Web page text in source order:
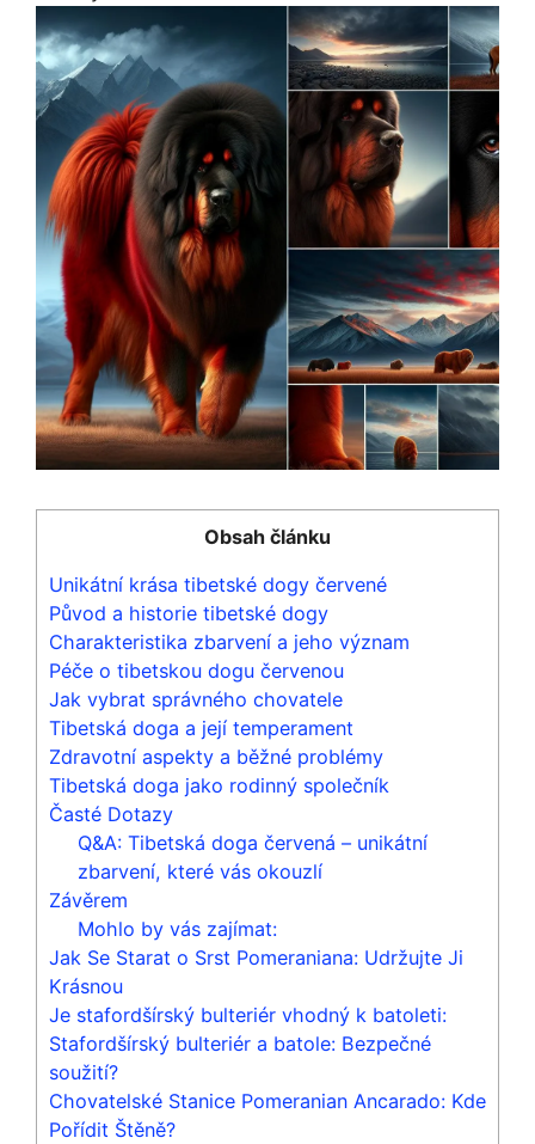
Obsah článku
Unikátní krása tibetské dogy červené
Původ a historie tibetské dogy
Charakteristika zbarvení a jeho význam
Péče o tibetskou dogu červenou
Jak vybrat správného chovatele
Tibetská doga a její temperament
Zdravotní aspekty a běžné problémy
Tibetská doga jako rodinný společník
Časté Dotazy
Q&A: Tibetská doga červená – unikátní
zbarvení, které vás okouzlí
Závěrem
Mohlo by vás zajímat:
Jak Se Starat o Srst Pomeraniana: Udržujte Ji
Krásnou
Je stafordšírský bulteriér vhodný k batoleti:
Stafordšírský bulteriér a batole: Bezpečné
soužití?
Chovatelské Stanice Pomeranian Ancarado: Kde
Pořídit Štěně?